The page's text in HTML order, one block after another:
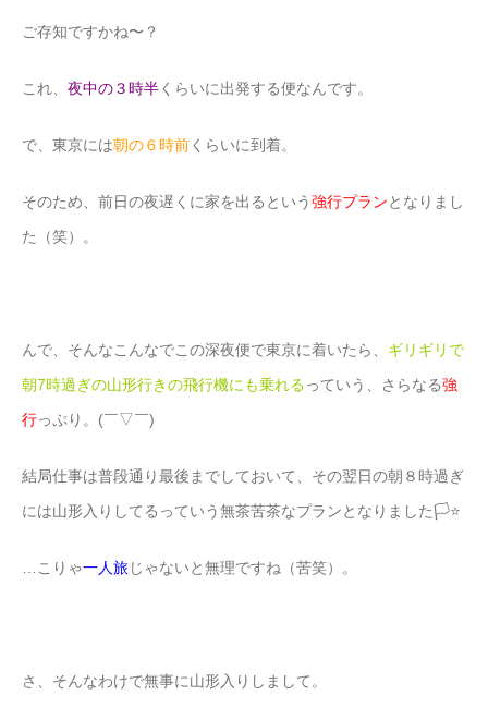
ご存知ですかね〜？
これ、 夜中の３時半くらいに出発する便なんです。
で、東京には朝の６時前くらいに到着。
そのため、前日の夜遅くに家を出るという強行プランとなりまし
た（笑）。
んで、そんなこんなでこの深夜便で東京に着いたら、 ギリギリで
朝7時過ぎの山形行きの飛行機にも乗れるっていう、さらなる強
行っぷり。(￣▽￣)
結局仕事は普段通り最後までしておいて、その翌日の朝８時過ぎ
には山形入りしてるっていう無茶苦茶なプランとなりました🏳⭐️
…こりゃ一人旅じゃないと無理ですね（苦笑）。
さ、そんなわけで無事に山形入りしまして。